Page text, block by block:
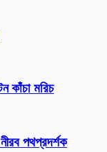
কাঁচা মরিচ
পথপ্রদর্শক